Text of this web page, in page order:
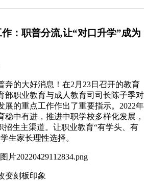
：职普分流,让“对口升学”成为
奔的大好消息！在2月23日召开的教育
部职业教育与成人教育司司长陈子季对
展的重点工作作出了重要指示。2022年
稳中有进，推进中职学校多样化发展，
招生主渠道。让职业教育“有学头、有
生家长理性选择。
变刻板印象